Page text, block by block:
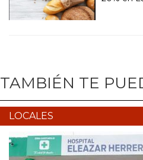
TAMBIÉN TE
LOCALES